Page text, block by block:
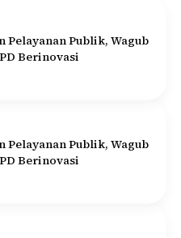
Pelayanan Publik, Wagub
Berinovasi
Pelayanan Publik, Wagub
Berinovasi